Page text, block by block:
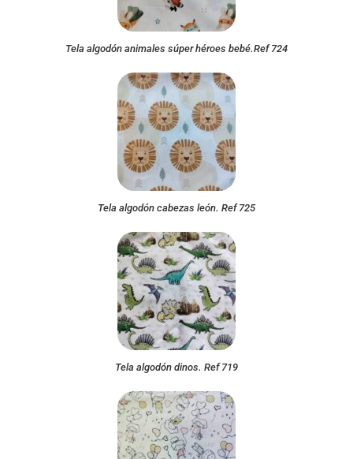
Tela algodón animales súper héroes bebé.Ref 724
Tela algodón cabezas león. Ref 725
Tela algodón dinos. Ref 719